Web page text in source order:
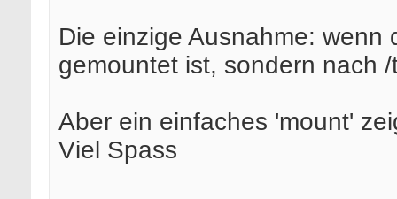
Die einzige Ausnahme:
gemountet ist, sondern nach
Aber ein einfaches 'mount'
Viel Spass